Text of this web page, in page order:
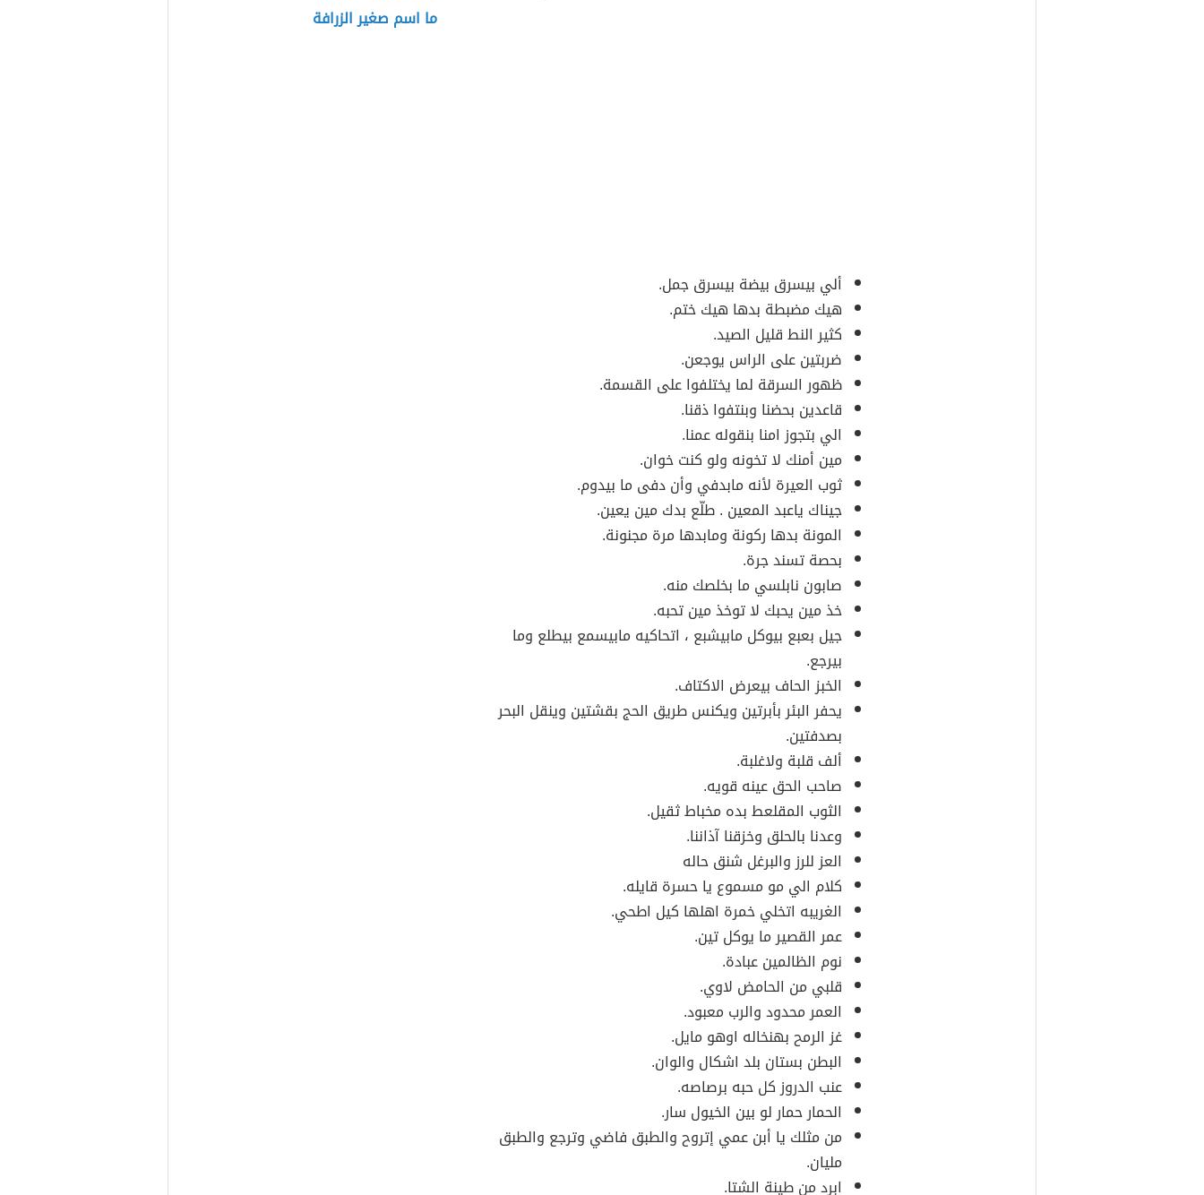
ألي بيسرق بيضة بيسرق جمل.
هيك مضبطة بدها هيك ختم.
كثير النط قليل الصيد.
ضربتين على الراس يوجعن.
ظهور السرقة لما يختلفوا على القسمة.
قاعدين بحضنا وبنتفوا ذقنا.
الي بتجوز امنا بنقوله عمنا.
مين أمنك لا تخونه ولو كنت خوان.
ثوب العيرة لأنه مابدفي وأن دفى ما بيدوم.
جيناك ياعبد المعين . طلّع بدك مين يعين.
المونة بدها ركونة ومابدها مرة مجنونة.
بحصة تسند جرة.
صابون نابلسي ما بخلصك منه.
خذ مين يحبك لا توخذ مين تحبه.
جيل بعبع بيوكل مابيشبع ، اتحاكيه مابيسمع بيطلع وما
بيرجع.
الخبز الحاف بيعرض الاكتاف.
يحفر البئر بأبرتين ويكنس طريق الحج بقشتين وينقل البحر
بصدفتين.
ألف قلبة ولاغلبة.
صاحب الحق عينه قويه.
الثوب المقلعط بده مخباط ثقيل.
وعدنا بالحلق وخزقنا آذاننا.
العز للرز والبرغل شنق حاله
كلام الي مو مسموع يا حسرة قايله.
الغريبه اتخلي خمرة اهلها كيل اطحي.
عمر القصير ما يوكل تين.
نوم الظالمين عبادة.
قلبي من الحامض لاوي.
العمر محدود والرب معبود.
غز الرمح بهنخاله اوهو مايل.
البطن بستان بلد اشكال والوان.
عنب الدروز كل حبه برصاصه.
الحمار حمار لو بين الخيول سار.
من مثلك يا أبن عمي إتروح والطبق فاضي وترجع والطبق
مليان.
ابرد من طينة الشتا.
ما اسم صغير الزرافة